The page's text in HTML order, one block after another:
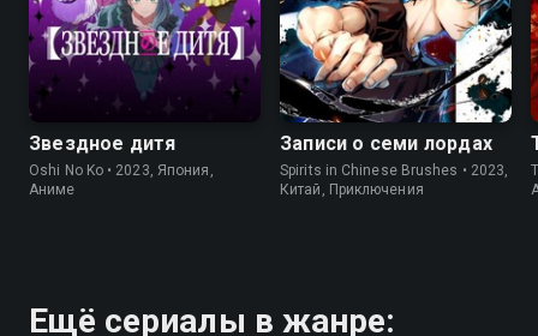
8.5
Звездное дитя
Oshi No Ko • 2023, Япония,
Аниме
7.9 7.3
Записи о семи лордах
Spirits in Chinese Brushes • 2023,
Китай, Приключения
Ещё сериалы в жанре: